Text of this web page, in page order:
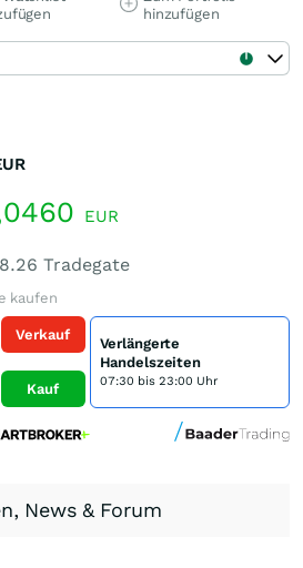
hinzufügen
EUR
Tradegate
kaufen
Verkauf
Kauf
Verlängerte
Handelszeiten
07:30 bis 23:00 Uhr
News & Forum